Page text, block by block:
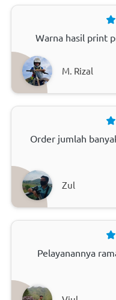
Warna hasil print
M. Rizal
Order jumlah
Zul
Pelayanannya